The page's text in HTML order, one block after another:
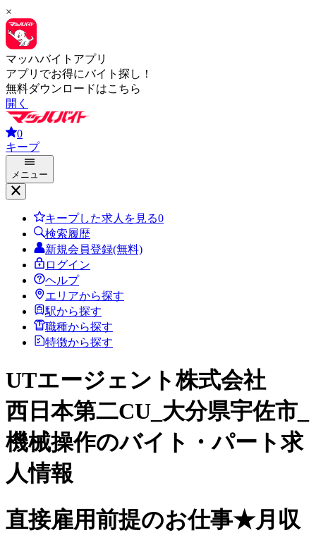
×
マッハバイトアプリ
アプリでお得にバイト探し！
無料ダウンロードはこちら
開く
0
キープ
メニュー
キープした求人を見る0
検索履歴
新規会員登録(無料)
ログイン
ヘルプ
エリアから探す
駅から探す
職種から探す
特徴から探す
UTエージェント株式会社
西日本第二CU_大分県宇佐市_
機械操作のバイト・パート求
人情報
直接雇用前提のお仕事★月収